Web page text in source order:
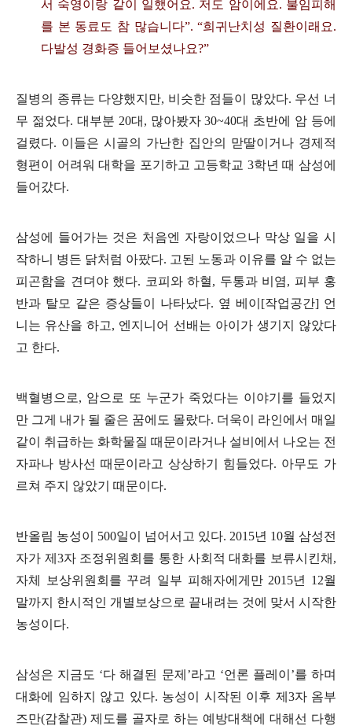
서 숙영이랑 같이 일했어요. 저도 암이에요. 불임피해
를 본 동료도 참 많습니다”. “희귀난치성 질환이래요.
다발성 경화증 들어보셨나요?”
질병의 종류는 다양했지만, 비슷한 점들이 많았다. 우선 너
무 젊었다. 대부분 20대 , 많아봤자30~40대 초반에 암 등에
걸렸다. 이들은 시골의 가난한 집안의 맏딸이거나 경제적
형편이 어려워 대학을 포기하고 고등학교 3학년 때 삼성에
들어갔다.
삼성에 들어가는 것은 처음엔 자랑이었으나 막상 일을 시
작하니 병든 닭처럼 아팠다. 고된 노동과 이유를 알 수 없는
피곤함을 견뎌야 했다. 코피와 하혈, 두통과 비염, 피부 홍
반과 탈모 같은 증상들이 나타났다. 옆 베이 [작업공간] 언
니는 유산을 하고, 엔지니어 선배는 아이가 생기지 않았다
고 한다.
백혈병으로, 암으로 또 누군가 죽었다는 이야기를 들었지
만 그게 내가 될 줄은 꿈에도 몰랐다. 더욱이 라인에서 매일
같이 취급하는 화학물질 때문이라거나 설비에서 나오는 전
자파나 방사선 때문이라고 상상하기 힘들었다. 아무도 가
르쳐 주지 않았기 때문이다.
반올림 농성이 500일이 넘어서고 있다. 2015년 10월 삼성전
자가 제 3자 조정위원회를 통한 사회적 대화를 보류시킨채 ,
자체 보상위원회를 꾸려 일부 피해자에게만 2015년 12월
말까지 한시적인 개별보상으로 끝내려는 것에 맞서 시작한
농성이다.
삼성은 지금도 ‘다 해결된 문제 ’라고 ‘언론 플레이 ’를 하며
대화에 임하지 않고 있다. 농성이 시작된 이후 제 3자 옴부
즈만(감찰관) 제도를 골자로 하는 예방대책에 대해선 다행